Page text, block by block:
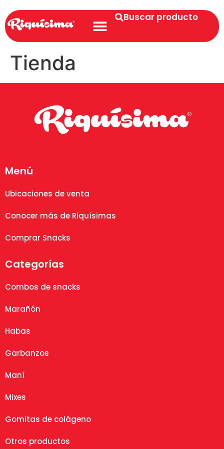
Buscar producto
Tienda
Menú
Ubicaciones de venta
Conocer más de Riquísimas
Comprar Snacks
Categorías
Combos de snacks
Marañón
Habas
Garbanzos
Maní
Mixes
Gomitas de colágeno
Otros productos